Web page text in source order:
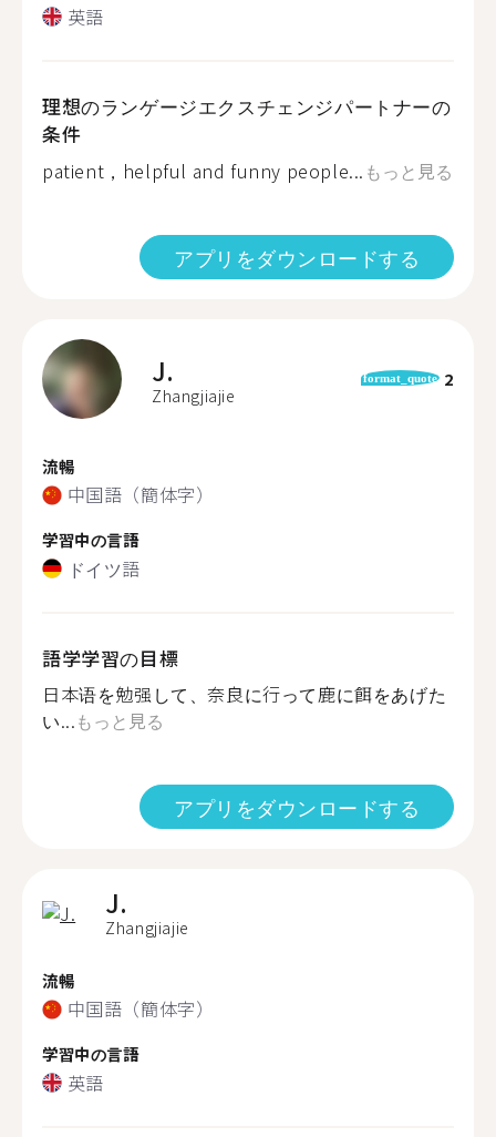
英語
理想のランゲージエクスチェンジパートナーの
条件
patient，helpful and funny people... もっと見る
アプリをダウンロードする
J.
Zhangjiajie
format_quote 2
流暢
中国語（簡体字）
学習中の言語
ドイツ語
語学学習の目標
日本语を勉强して、奈良に行って鹿に餌をあげた
い...もっと見る
アプリをダウンロードする
J.
Zhangjiajie
流暢
中国語（簡体字）
学習中の言語
英語